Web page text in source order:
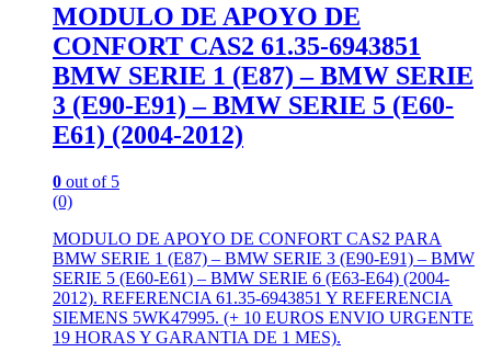
MODULO DE APOYO DE
CONFORT CAS2 61.35-6943851
BMW SERIE 1 (E87) – BMW SERIE
3 (E90-E91) – BMW SERIE 5 (E60-
E61) (2004-2012)
0 out of 5
(0)
MODULO DE APOYO DE CONFORT CAS2 PARA
BMW SERIE 1 (E87) – BMW SERIE 3 (E90-E91) – BMW
SERIE 5 (E60-E61) – BMW SERIE 6 (E63-E64) (2004-
2012). REFERENCIA 61.35-6943851 Y REFERENCIA
SIEMENS 5WK47995. (+ 10 EUROS ENVIO URGENTE
19 HORAS Y GARANTIA DE 1 MES).